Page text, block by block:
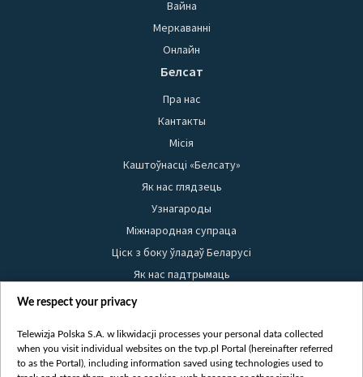
Вайна
Меркаванні
Онлайн
Белсат
Пра нас
Кантакты
Місія
Каштоўнасці «Белсату»
Як нас глядзець
Узнагароды
Міжнародная супраца
Ціск з боку ўладаў Беларусі
Як нас падтрымаць
Правілы выкарыстання матэрыялаў
Бяспека
Youtube
We respect your privacy
Telewizja Polska S.A. w likwidacji processes your personal data collected
when you visit individual websites on the tvp.pl Portal (hereinafter referred
to as the Portal), including information saved using technologies used to